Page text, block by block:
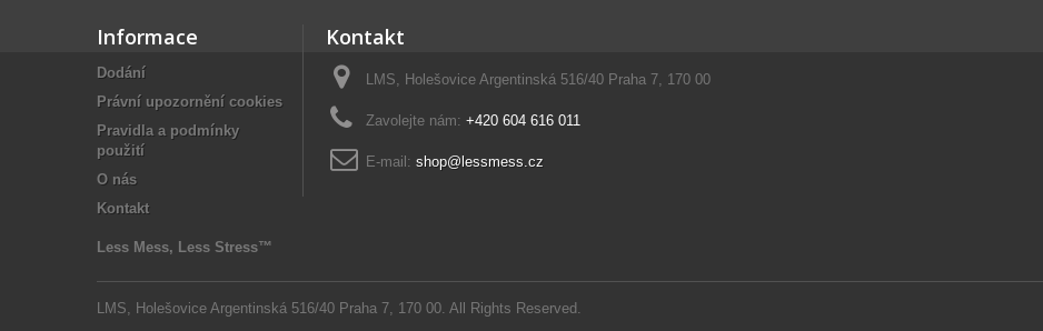
Informace
Dodání
Právní upozornění cookies
Pravidla a podmínky
použití
O nás
Kontakt
Less Mess, Less Stress™
LMS, Holešovice Argentinská 516/40 Praha 7, 170 00. All Rights Reserved.
Kontakt
LMS, Holešovice Argentinská 516/40 Praha 7, 170 00
Zavolejte nám: +420 604 616 011
E-mail: shop@lessmess.cz